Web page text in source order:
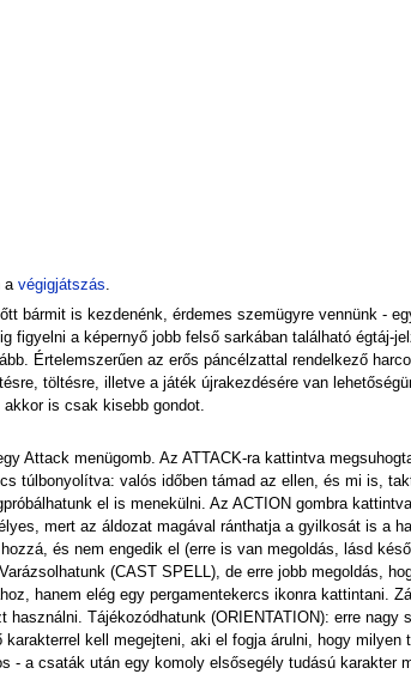
a végigjátszás
bármit is kezdenénk, érdemes szemügyre vennünk -
figyelni a képernyő jobb felső sarkában található égtáj-
Értelemszerűen az erős páncélzattal rendelkező
töltésre, illetve a játék újrakezdésére van
is csak kisebb gondot.
Attack menügomb. Az ATTACK-ra kattintva
túlbonyolítva: valós időben támad az ellen, és mi is,
el is menekülni. Az ACTION gombra
mert az áldozat magával ránthatja a gyilkosát is a
és nem engedik el (erre is van megoldás, lásd
(CAST SPELL), de erre jobb megoldás,
hanem elég egy pergamentekercs ikonra kattintani.
Tájékozódhatunk (ORIENTATION): erre
kell megejteni, aki el fogja árulni, hogy
- a csaták után egy komoly elsősegély tudású karakter